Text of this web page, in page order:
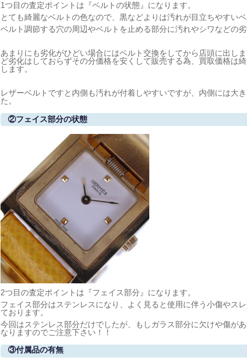
1つ目の査定ポイントは『ベルトの状態』になります。
とても綺麗なベルトの色なので、黒などよりは汚れが目立ちやすいベ
ベルト調節する穴の周辺やベルトを止める部分に汚れやシワなどの劣
あまりにも劣化がひどい場合にはベルト交換をしてから店頭に出し
ど劣化はしておらずその分価格を安くして販売する為、買取価格は
します。
レザーベルトですと内側も汚れが付着しやすいですが、内側には大
た。
②フェイス部分の状態
2つ目の査定ポイントは『フェイス部分』になります。
フェイス部分はステンレスになり、よく見ると使用に伴う小傷やス
ております。
今回はステンレス部分だけでしたが、もしガラス部分に欠けや傷が
なりますのでご注意下さい！！
③付属品の有無